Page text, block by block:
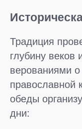
Традиция
глубину веков
верованиями
православной
обеды
дни: